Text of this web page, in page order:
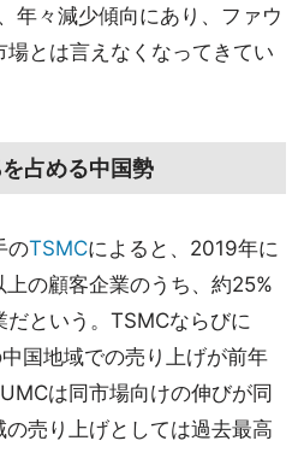
年々減少傾向にあり、ファウ
とは言えなくなってきてい
占める中国勢
のTSMCによると、2019年に
の顧客企業のうち、約25%
という。TSMCならびに
国地域での売り上げが前年
は同市場向けの伸びが同
売り上げとしては過去最高